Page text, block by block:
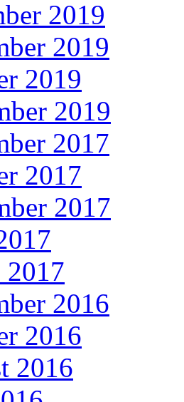
2019
2019
2019
2019
2017
2017
2017
2017
2016
2016
2016